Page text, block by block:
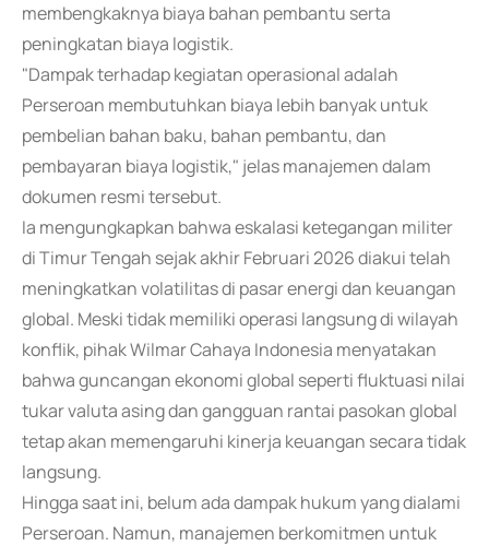
membengkaknya biaya bahan pembantu serta
peningkatan biaya logistik.
"Dampak terhadap kegiatan operasional adalah
Perseroan membutuhkan biaya lebih banyak untuk
pembelian bahan baku, bahan pembantu, dan
pembayaran biaya logistik," jelas manajemen dalam
dokumen resmi tersebut.
Ia mengungkapkan bahwa eskalasi ketegangan militer
di Timur Tengah sejak akhir Februari 2026 diakui telah
meningkatkan volatilitas di pasar energi dan keuangan
global. Meski tidak memiliki operasi langsung di wilayah
konflik, pihak Wilmar Cahaya Indonesia menyatakan
bahwa guncangan ekonomi global seperti fluktuasi nilai
tukar valuta asing dan gangguan rantai pasokan global
tetap akan memengaruhi kinerja keuangan secara tidak
langsung.
Hingga saat ini, belum ada dampak hukum yang dialami
Perseroan. Namun, manajemen berkomitmen untuk